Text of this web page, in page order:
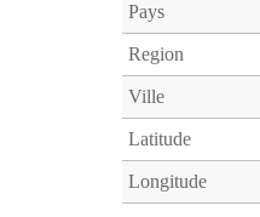
Pays
Region
Ville
Latitude
Longitude